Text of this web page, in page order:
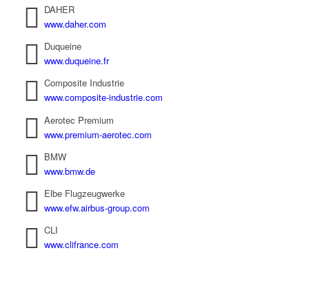
DAHER
www.daher.com
Duqueine
www.duqueine.fr
Composite Industrie
www.composite-industrie.com
Aerotec Premium
www.premium-aerotec.com
BMW
www.bmw.de
Elbe Flugzeugwerke
www.efw.airbus-group.com
CLI
www.clifrance.com